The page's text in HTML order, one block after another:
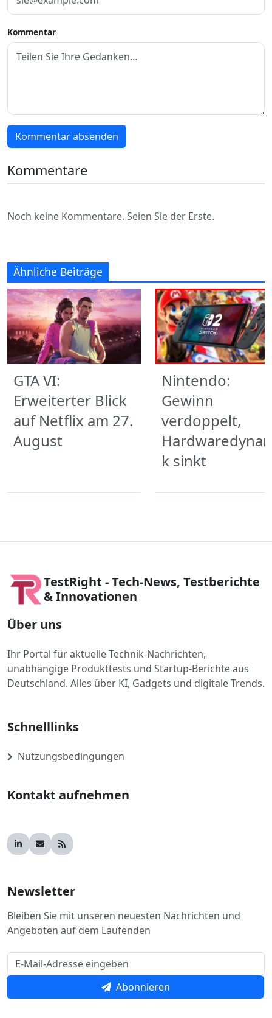
Kommentar
Kommentar absenden
Kommentare
Noch keine Kommentare. Seien Sie der Erste.
Ähnliche Beiträge
GTA VI:
Erweiterter Blick
auf Netflix am 27.
August
Nintendo:
Gewinn
verdoppelt,
k sinkt
TestRight - Tech-News, Testberichte
& Innovationen
Über uns
Ihr Portal für aktuelle Technik-Nachrichten,
unabhängige Produkttests und Startup-Berichte aus
Deutschland. Alles über KI, Gadgets und digitale Trends.
Schnelllinks
Nutzungsbedingungen
Kontakt aufnehmen
Newsletter
Bleiben Sie mit unseren neuesten Nachrichten und
Angeboten auf dem Laufenden
Abonnieren